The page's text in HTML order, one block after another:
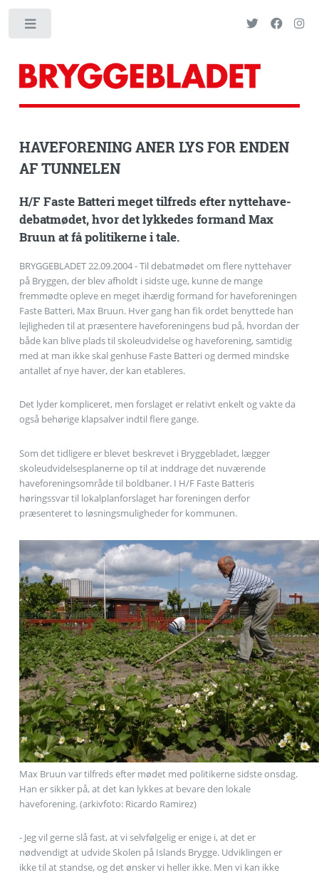
HAVEFORENING ANER LYS FOR ENDEN
AF TUNNELEN
H/F Faste Batteri meget tilfreds efter nyttehave-
debatmødet, hvor det lykkedes formand Max
Bruun at få politikerne i tale.
BRYGGEBLADET 22.09.2004 - Til debatmødet om flere nyttehaver
på Bryggen, der blev afholdt i sidste uge, kunne de mange
fremmødte opleve en meget ihærdig formand for haveforeningen
Faste Batteri, Max Bruun. Hver gang han fik ordet benyttede han
lejligheden til at præsentere haveforeningens bud på, hvordan der
både kan blive plads til skoleudvidelse og haveforening, samtidig
med at man ikke skal genhuse Faste Batteri og dermed mindske
antallet af nye haver, der kan etableres.
Det lyder kompliceret, men forslaget er relativt enkelt og vakte da
også behørige klapsalver indtil flere gange.
Som det tidligere er blevet beskrevet i Bryggebladet, lægger
skoleudvidelsesplanerne op til at inddrage det nuværende
haveforeningsområde til boldbaner. I H/F Faste Batteris
høringssvar til lokalplanforslaget har foreningen derfor
præsenteret to løsningsmuligheder for kommunen.
Max Bruun var tilfreds efter mødet med politikerne sidste onsdag.
Han er sikker på, at det kan lykkes at bevare den lokale
haveforening. (arkivfoto: Ricardo Ramirez)
- Jeg vil gerne slå fast, at vi selvfølgelig er enige i, at det er
nødvendigt at udvide Skolen på Islands Brygge. Udviklingen er
ikke til at standse, og det ønsker vi heller ikke. Men vi kan ikke